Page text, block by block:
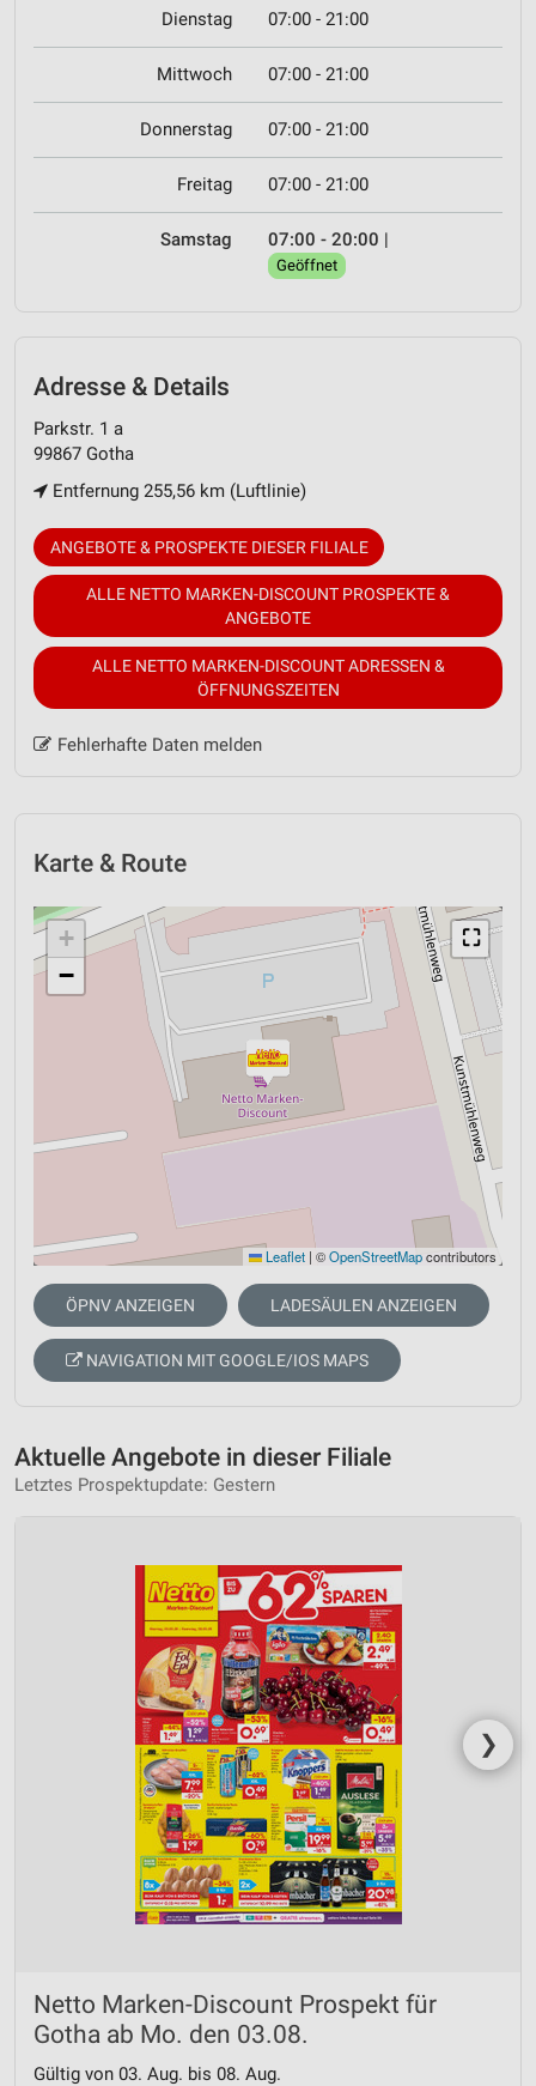
Dienstag 07:00 - 21:00
Mittwoch 07:00 - 21:00
Donnerstag 07:00 - 21:00
Freitag 07:00 - 21:00
Samstag 07:00 - 20:00 |
Geöffnet
Adresse & Details
Parkstr. 1 a
99867 Gotha
Entfernung 255,56 km (Luftlinie)
ANGEBOTE & PROSPEKTE DIESER FILIALE
ALLE NETTO MARKEN-DISCOUNT PROSPEKTE &
ANGEBOTE
ALLE NETTO MARKEN-DISCOUNT ADRESSEN &
ÖFFNUNGSZEITEN
Fehlerhafte Daten melden
Karte & Route
⛶
+
−
Leaflet | ©OpenStreetMapcontributors
ÖPNV ANZEIGEN LADESÄULEN ANZEIGEN
NAVIGATION MIT GOOGLE/IOS MAPS
Aktuelle Angebote in dieser Filiale
Letztes Prospektupdate: Gestern
❯
Netto Marken-Discount Prospekt für
Gotha ab Mo. den 03.08.
Gültig von 03. Aug. bis 08. Aug.